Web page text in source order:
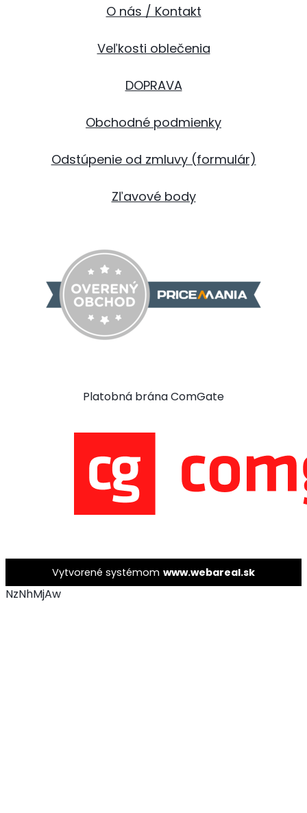
O nás / Kontakt
Veľkosti oblečenia
DOPRAVA
Obchodné podmienky
Odstúpenie od zmluvy (formulár)
Zľavové body
Platobná brána ComGate
Vytvorené systémom www.webareal.sk
NzNhMjAw